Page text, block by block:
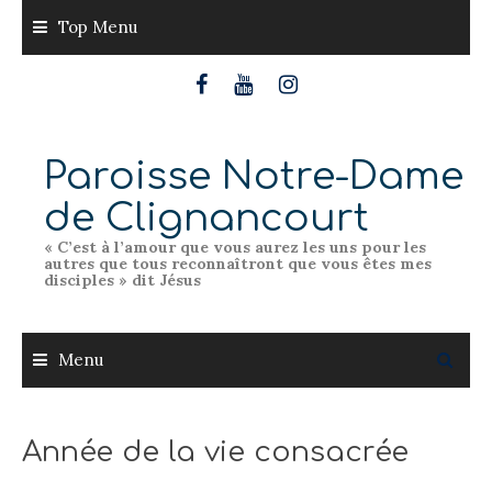
content
Top Menu
Paroisse Notre-Dame
de Clignancourt
« C’est à l’amour que vous aurez les uns pour les
autres que tous reconnaîtront que vous êtes mes
disciples » dit Jésus
Menu
Année de la vie consacrée